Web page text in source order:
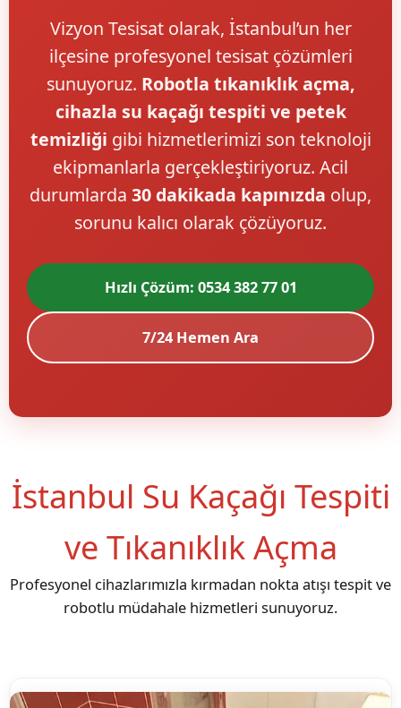
Vizyon Tesisat olarak, İstanbul’un her
ilçesine profesyonel tesisat çözümleri
sunuyoruz. Robotla tıkanıklık açma,
cihazla su kaçağı tespiti ve petek
temizliği gibi hizmetlerimizi son teknoloji
ekipmanlarla gerçekleştiriyoruz. Acil
durumlarda 30 dakikada kapınızda olup,
sorunu kalıcı olarak çözüyoruz.
Hızlı Çözüm: 0534 382 77 01
7/24 Hemen Ara
İstanbul Su Kaçağı Tespiti
ve Tıkanıklık Açma
Profesyonel cihazlarımızla kırmadan nokta atışı tespit ve
robotlu müdahale hizmetleri sunuyoruz.